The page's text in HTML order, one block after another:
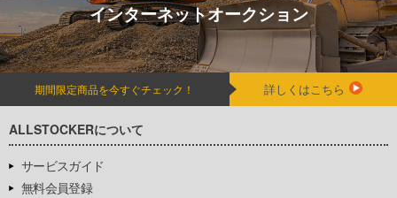
インターネットオークション
期間限定商品を今すぐチェック！ 詳しくはこちら
ALLSTOCKERについて
サービスガイド
無料会員登録